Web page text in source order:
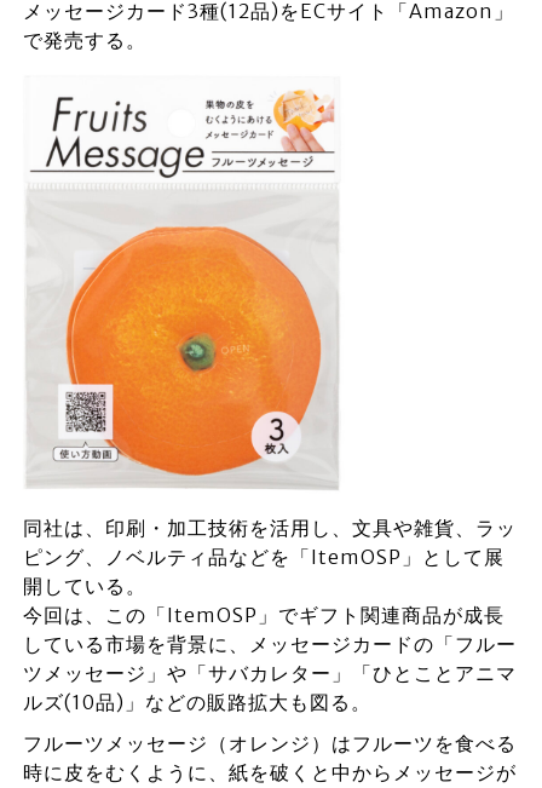
メッセージカード3種(12品)をECサイト「Amazon」
で発売する。
同社は、印刷・加工技術を活用し、文具や雑貨、ラッ
ピング、ノベルティ品などを「ItemOSP」として展
開している。
今回は、この「ItemOSP」でギフト関連商品が成長
している市場を背景に、メッセージカードの「フルー
ツメッセージ」や「サバカレター」「ひとことアニマ
ルズ(10品)」などの販路拡大も図る。
フルーツメッセージ（オレンジ）はフルーツを食べる
時に皮をむくように、紙を破くと中からメッセージが